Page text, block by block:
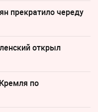
прекратило череду
открыл
по